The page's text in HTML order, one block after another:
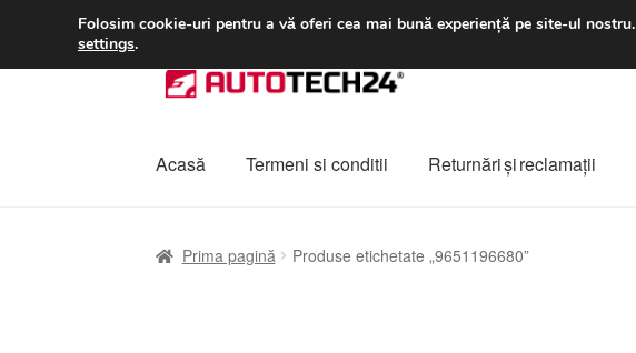
LIVRARE de la 33 lei
Sari
la
Sari
la
Acasă Termeni si conditii Returnări şi reclamații
Prima pagină Produse etichetate „9651196680”
Folosim cookie-uri pentru a vă oferi cea mai bună experiență pe site-ul nostru.
settings.